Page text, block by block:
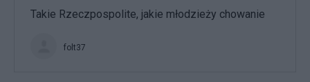
Takie Rzeczpospolite, jakie młodzieży chowanie
folt37